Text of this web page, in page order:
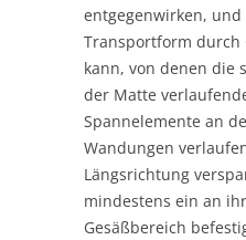
entgegenwirken,
Transportform durch
kann, von denen die
der Matte
Spannelemente an
Wandungen
Längsrichtung
mindestens ein an
Gesäßbereich